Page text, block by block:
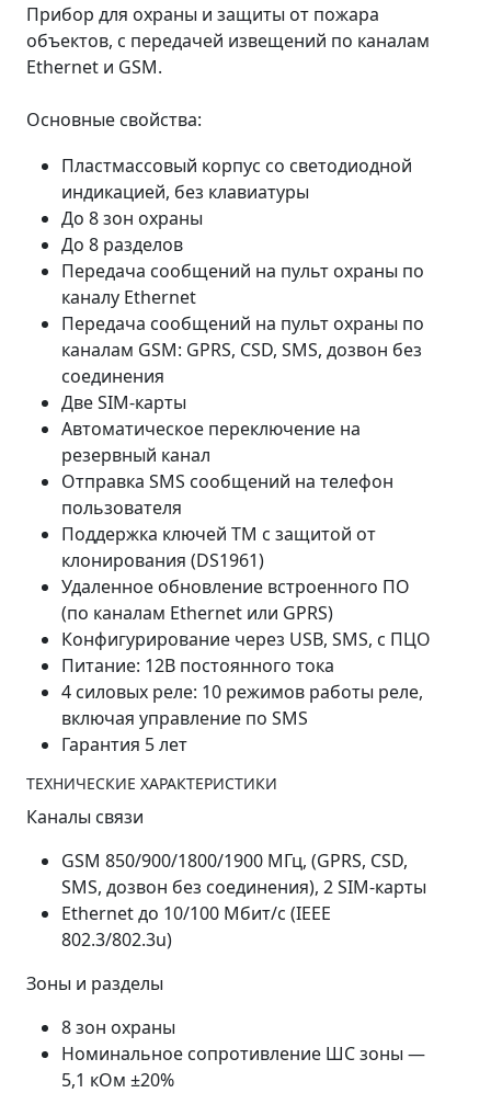
Прибор для охраны и защиты от пожара
объектов, с передачей извещений по каналам
Ethernet и GSM.
Основные свойства:
Пластмассовый корпус со светодиодной
индикацией, без клавиатуры
До 8 зон охраны
До 8 разделов
Передача сообщений на пульт охраны по
каналу Ethernet
Передача сообщений на пульт охраны по
каналам GSM: GPRS, CSD, SMS, дозвон без
соединения
Две SIM-карты
Автоматическое переключение на
резервный канал
Отправка SMS сообщений на телефон
пользователя
Поддержка ключей ТМ с защитой от
клонирования (DS1961)
Удаленное обновление встроенного ПО
(по каналам Ethernet или GPRS)
Конфигурирование через USB, SMS, с ПЦО
Питание: 12В постоянного тока
4 силовых реле: 10 режимов работы реле,
включая управление по SMS
Гарантия 5 лет
ТЕХНИЧЕСКИЕ ХАРАКТЕРИСТИКИ
Каналы связи
GSM 850/900/1800/1900 МГц, (GPRS, CSD,
SMS, дозвон без соединения), 2 SIM-карты
Ethernet до 10/100 Мбит/с (IEEE
802.3/802.3u)
Зоны и разделы
8 зон охраны
Номинальное сопротивление ШС зоны —
5,1 кОм ±20%